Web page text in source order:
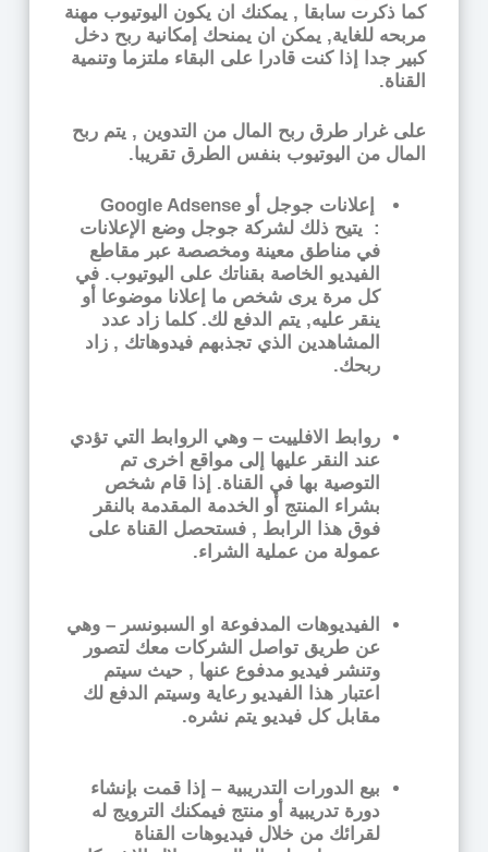
كما ذكرت سابقا , يمكنك ان يكون اليوتيوب مهنة
مربحه للغاية, يمكن ان يمنحك إمكانية ربح دخل
كبير جدا إذا كنت قادرا على البقاء ملتزما وتنمية
القناة.
على غرار طرق ربح المال من التدوين , يتم ربح
المال من اليوتيوب بنفس الطرق تقريبا.
إعلانات جوجل أو Google Adsense
: يتيح ذلك لشركة جوجل وضع الإعلانات
في مناطق معينة ومخصصة عبر مقاطع
الفيديو الخاصة بقناتك على اليوتيوب. في
كل مرة يرى شخص ما إعلانا موضوعا أو
ينقر عليه, يتم الدفع لك. كلما زاد عدد
المشاهدين الذي تجذبهم فيدوهاتك , زاد
ربحك.
روابط الافلييت – وهي الروابط التي تؤدي
عند النقر عليها إلى مواقع اخرى تم
التوصية بها في القناة. إذا قام شخص
بشراء المنتج أو الخدمة المقدمة بالنقر
فوق هذا الرابط , فستحصل القناة على
عمولة من عملية الشراء.
الفيديوهات المدفوعة او السبونسر – وهي
عن طريق تواصل الشركات معك لتصور
وتنشر فيديو مدفوع عنها , حيث سيتم
اعتبار هذا الفيديو رعاية وسيتم الدفع لك
مقابل كل فيديو يتم نشره.
بيع الدورات التدريبية – إذا قمت بإنشاء
دورة تدريبية أو منتج فيمكنك الترويج له
لقرائك من خلال فيديوهات القناة